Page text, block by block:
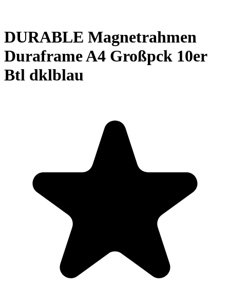
DURABLE Magnetrahmen
Duraframe A4 Großpck 10er
Btl dklblau